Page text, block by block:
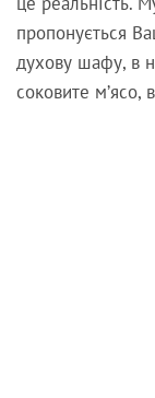
пропонується
духову шафу, в
соковите м’ясо,